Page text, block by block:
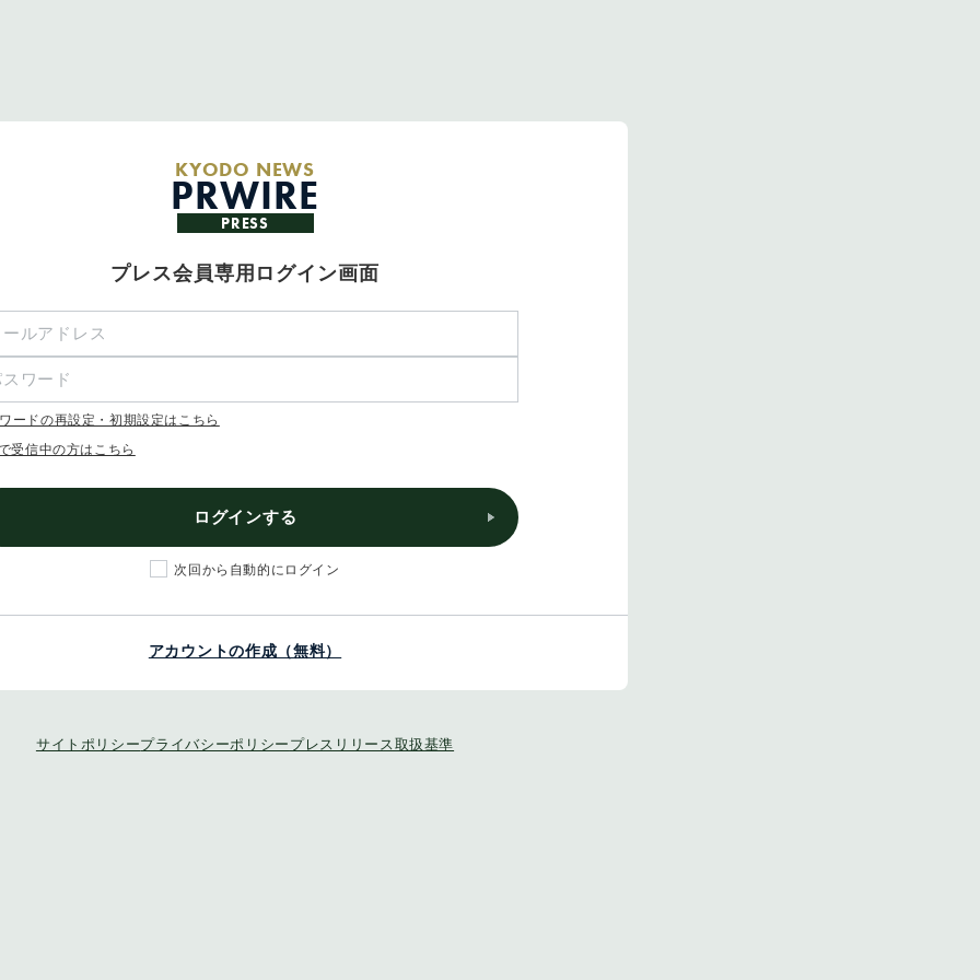
KYODO NEWS
PRWIRE
PRESS
プレス会員専用ログイン画面
ードの再設定・初期設定はこちら
受信中の方はこちら
ログインする
次回から自動的にログイン
アカウントの作成（無料）
サイトポリシープライバシーポリシー プレスリリース取扱基準